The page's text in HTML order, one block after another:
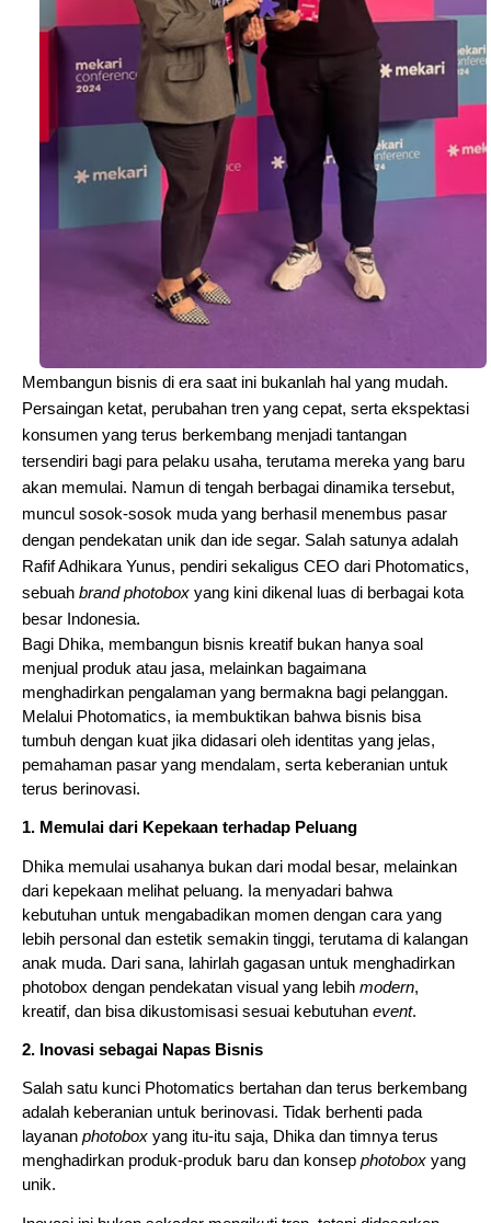
Membangun bisnis di era saat ini bukanlah hal yang mudah.
Persaingan ketat, perubahan tren yang cepat, serta ekspektasi
konsumen yang terus berkembang menjadi tantangan
tersendiri bagi para pelaku usaha, terutama mereka yang baru
akan memulai. Namun di tengah berbagai dinamika tersebut,
muncul sosok-sosok muda yang berhasil menembus pasar
dengan pendekatan unik dan ide segar. Salah satunya adalah
Rafif Adhikara Yunus, pendiri sekaligus CEO dari Photomatics,
sebuah brand photobox yang kini dikenal luas di berbagai kota
besar Indonesia.
Bagi Dhika, membangun bisnis kreatif bukan hanya soal
menjual produk atau jasa, melainkan bagaimana
menghadirkan pengalaman yang bermakna bagi pelanggan.
Melalui Photomatics, ia membuktikan bahwa bisnis bisa
tumbuh dengan kuat jika didasari oleh identitas yang jelas,
pemahaman pasar yang mendalam, serta keberanian untuk
terus berinovasi.
1. Memulai dari Kepekaan terhadap Peluang
Dhika memulai usahanya bukan dari modal besar, melainkan
dari kepekaan melihat peluang. Ia menyadari bahwa
kebutuhan untuk mengabadikan momen dengan cara yang
lebih personal dan estetik semakin tinggi, terutama di kalangan
anak muda. Dari sana, lahirlah gagasan untuk menghadirkan
photobox dengan pendekatan visual yang lebih modern,
kreatif, dan bisa dikustomisasi sesuai kebutuhan event.
2. Inovasi sebagai Napas Bisnis
Salah satu kunci Photomatics bertahan dan terus berkembang
adalah keberanian untuk berinovasi. Tidak berhenti pada
layanan photobox yang itu-itu saja, Dhika dan timnya terus
menghadirkan produk-produk baru dan konsep photobox yang
unik.